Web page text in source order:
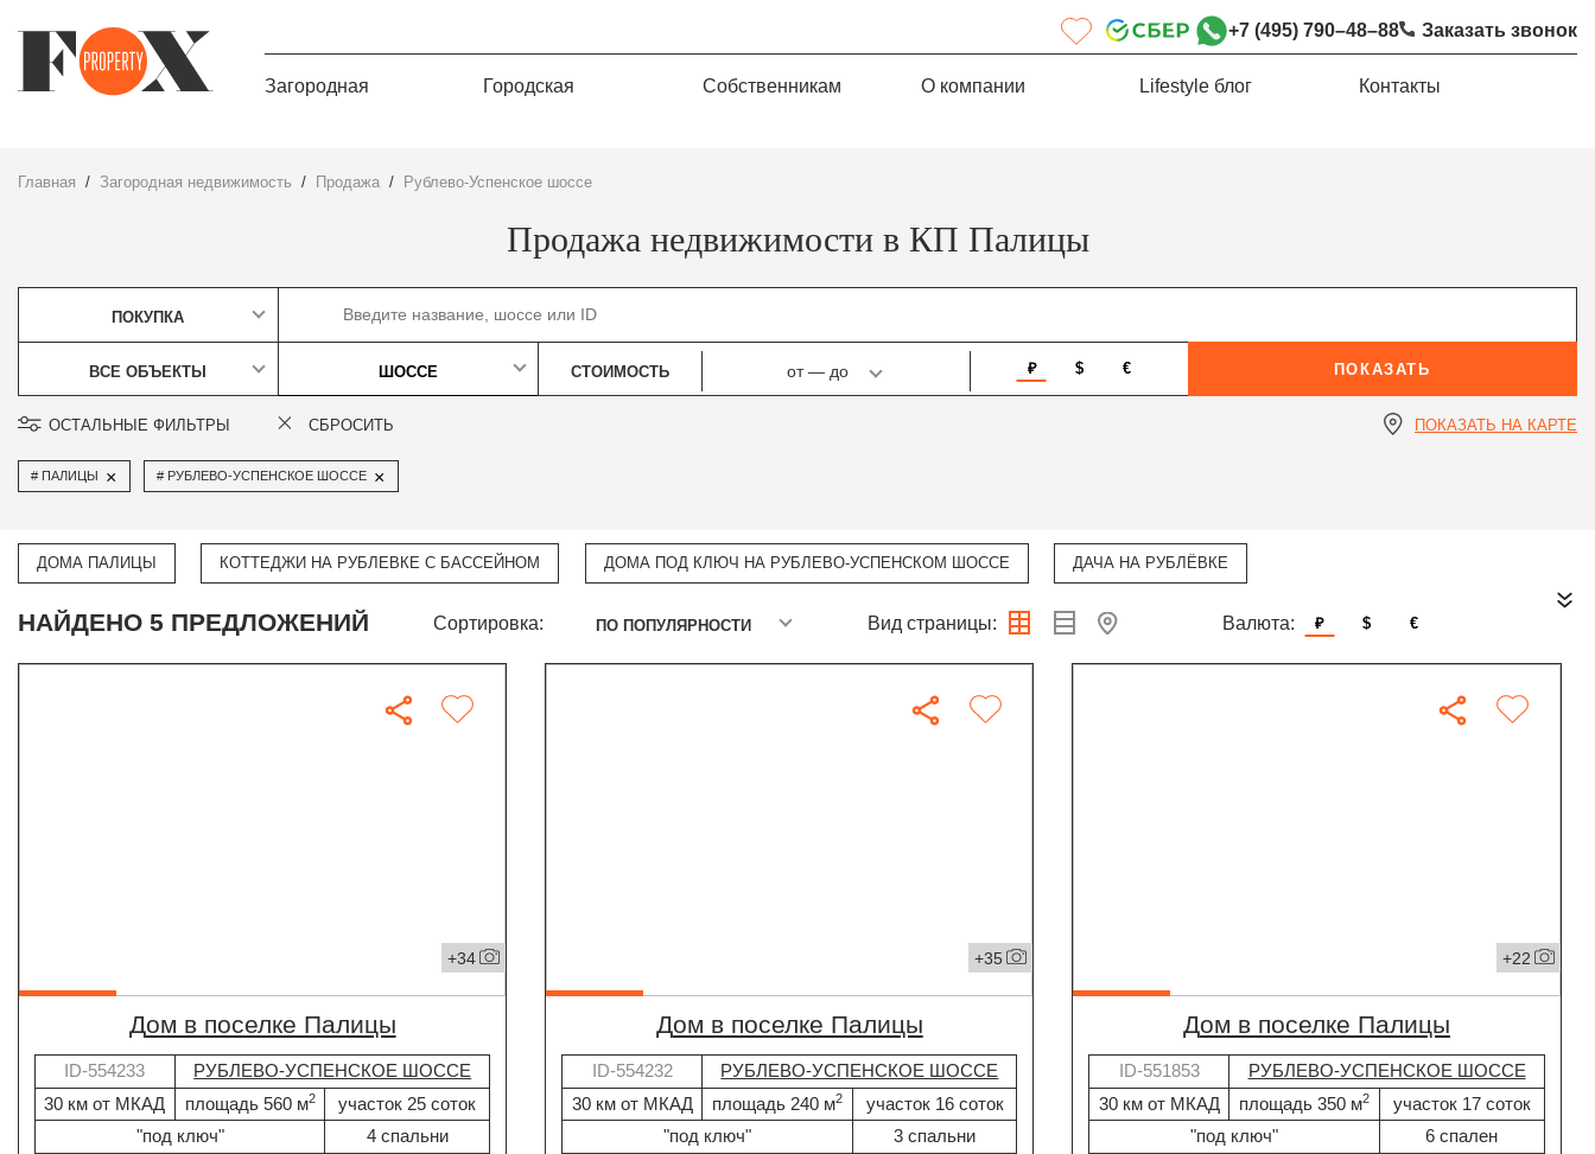
+7 (495) 790–48–88 Заказать звонок
Загородная Городская Собственникам О компании Lifestyle блог Контакты
Главная Загородная недвижимость Продажа Рублево-Успенское шоссе
Продажа недвижимости в КП Палицы
ПОКУПКА
ВСЕ ОБЪЕКТЫ ШОССЕ СТОИМОСТЬ от—до ₽ $ € ПОКАЗАТЬ
ОСТАЛЬНЫЕ ФИЛЬТРЫ СБРОСИТЬ ПОКАЗАТЬ НА КАРТЕ
ПАЛИЦЫ × РУБЛЕВО-УСПЕНСКОЕ ШОССЕ ×
ДОМА ПАЛИЦЫ КОТТЕДЖИ НА РУБЛЕВКЕ С БАССЕЙНОМ ДОМА ПОД КЛЮЧ НА РУБЛЕВО-УСПЕНСКОМ ШОССЕ ДАЧА НА РУБЛЁВКЕ
НАЙДЕНО 5 ПРЕДЛОЖЕНИЙ Сортировка: ПО ПОПУЛЯРНОСТИ Вид страницы: Валюта: ₽ $ €
+34
дом в поселке Палицы
ID-554233
РУБЛЕВО-УСПЕНСКОЕ ШОССЕ
30 км от МКАД
площадь 560 м2
участок 25 соток
"под ключ"
4 спальни
+35
дом в поселке Палицы
ID-554232
РУБЛЕВО-УСПЕНСКОЕ ШОССЕ
30 км от МКАД
площадь 240 м2
участок 16 соток
"под ключ"
3 спальни
+22
дом в поселке Палицы
ID-551853
РУБЛЕВО-УСПЕНСКОЕ ШОССЕ
30 км от МКАД
площадь 350 м2
участок 17 соток
"под ключ"
6 спален